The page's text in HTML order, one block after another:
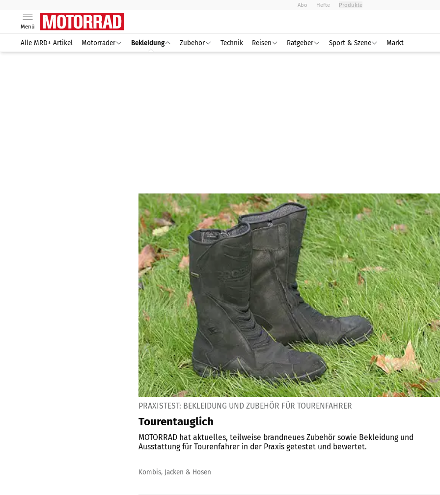
Abo Hefte Produkte
Menü
Alle MRD+ Artikel Motorräder Bekleidung Zubehör Technik Reisen Ratgeber Sport & Szene Markt
PRAXISTEST: BEKLEIDUNG UND ZUBEHÖR FÜR TOURENFAHRER
Tourentauglich
MOTORRAD hat aktuelles, teilweise brandneues Zubehör sowie Bekleidung und
Ausstattung für Tourenfahrer in der Praxis getestet und bewertet.
Kombis, Jacken & Hosen